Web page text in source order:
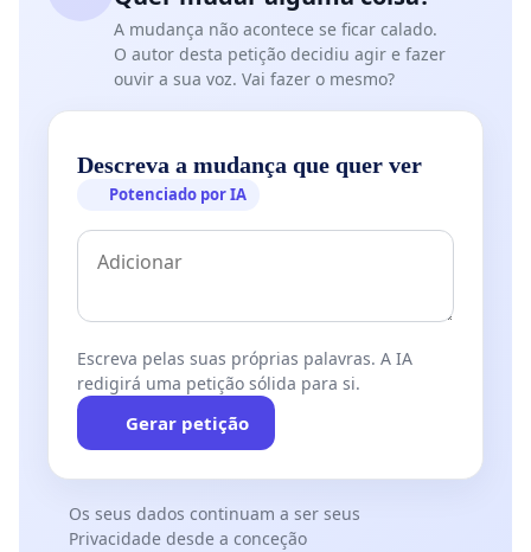
A mudança não acontece se ficar calado.
O autor desta petição decidiu agir e fazer
ouvir a sua voz. Vai fazer o mesmo?
Descreva a mudança que quer ver
Potenciado por IA
Escreva pelas suas próprias palavras. A IA
redigirá uma petição sólida para si.
Gerar petição
Os seus dados continuam a ser seus
Privacidade desde a conceção